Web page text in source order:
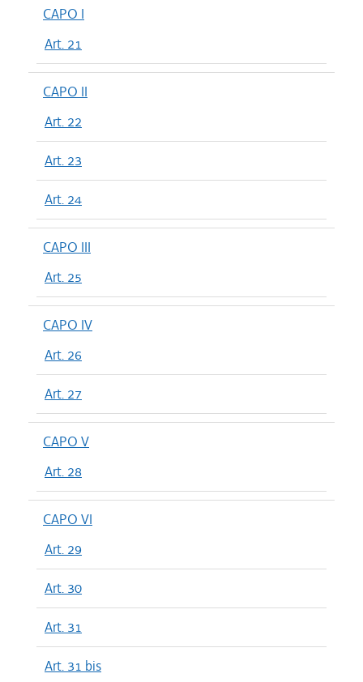
CAPO I
Art. 21
CAPO II
Art. 22
Art. 23
Art. 24
CAPO III
Art. 25
CAPO IV
Art. 26
Art. 27
CAPO V
Art. 28
CAPO VI
Art. 29
Art. 30
Art. 31
Art. 31 bis